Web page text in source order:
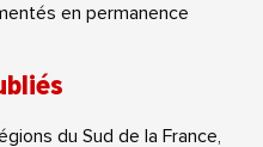
en permanence
du Sud de la France,